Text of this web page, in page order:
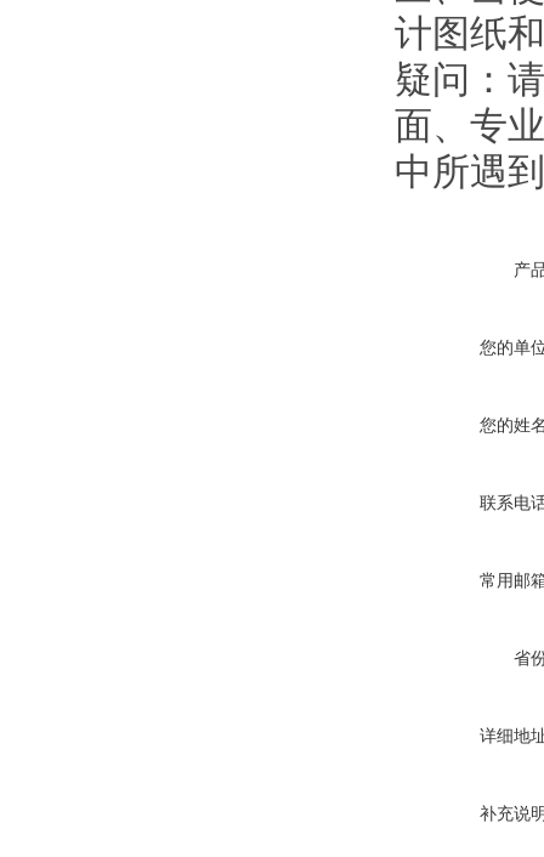
计图纸
疑问：
面、专
中所遇
产
您的单
您的姓
联系电
常用邮
省
详细地
补充说